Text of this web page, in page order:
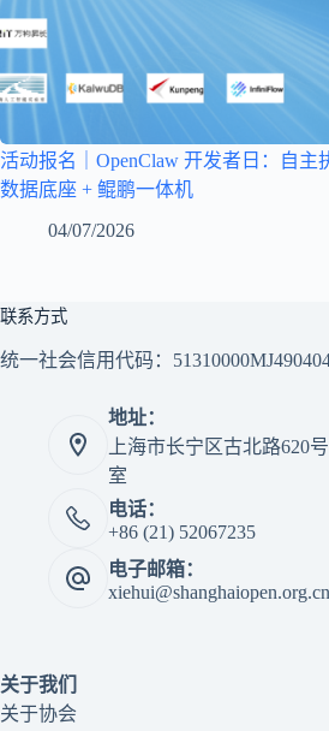
活动报名｜OpenClaw 开发者日：自主
数据底座 + 鲲鹏一体机
04/07/2026
联系方式
统一社会信用代码：
地址：
上海市长宁区古北路620
室
电话：
+86 (21) 52067235
电子邮箱：
xiehui@shanghaiopen.org.cn
关于我们
关于协会